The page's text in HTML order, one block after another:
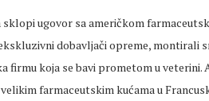
sklopi ugovor sa američkom
dobavljači opreme, montirali
firmu koja se bavi prometom u veterini.
farmaceutskim kućama u